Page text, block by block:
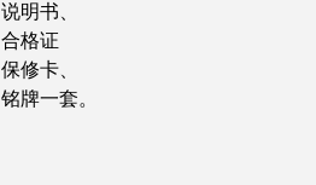
说明书、
合格证
保修卡、
铭牌一套。